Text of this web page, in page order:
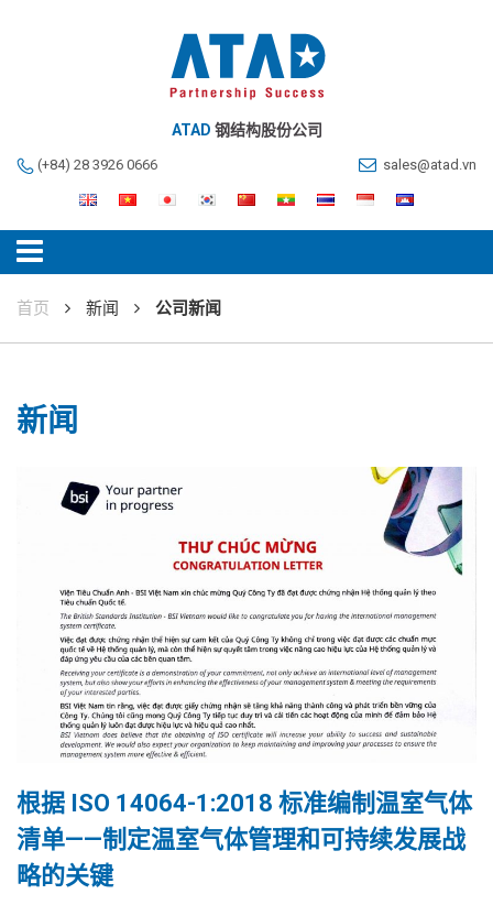
ATAD 钢结构股份公司
(+84) 28 3926 0666 sales@atad.vn
首页 新闻 公司新闻
新闻
根据 ISO 14064-1:2018 标准编制温室气体
清单——制定温室气体管理和可持续发展战
略的关键